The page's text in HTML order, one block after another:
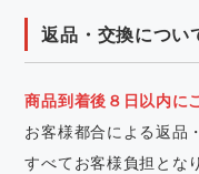
返品・交換につい
商品到着後８日以内に
お客様都合による返品
すべてお客様負担とな